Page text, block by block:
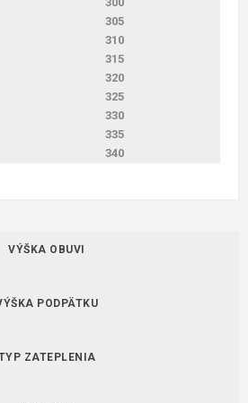
305
310
315
320
325
330
335
340
VÝŠKA OBUVI
PODPÄTKU
ZATEPLENIA